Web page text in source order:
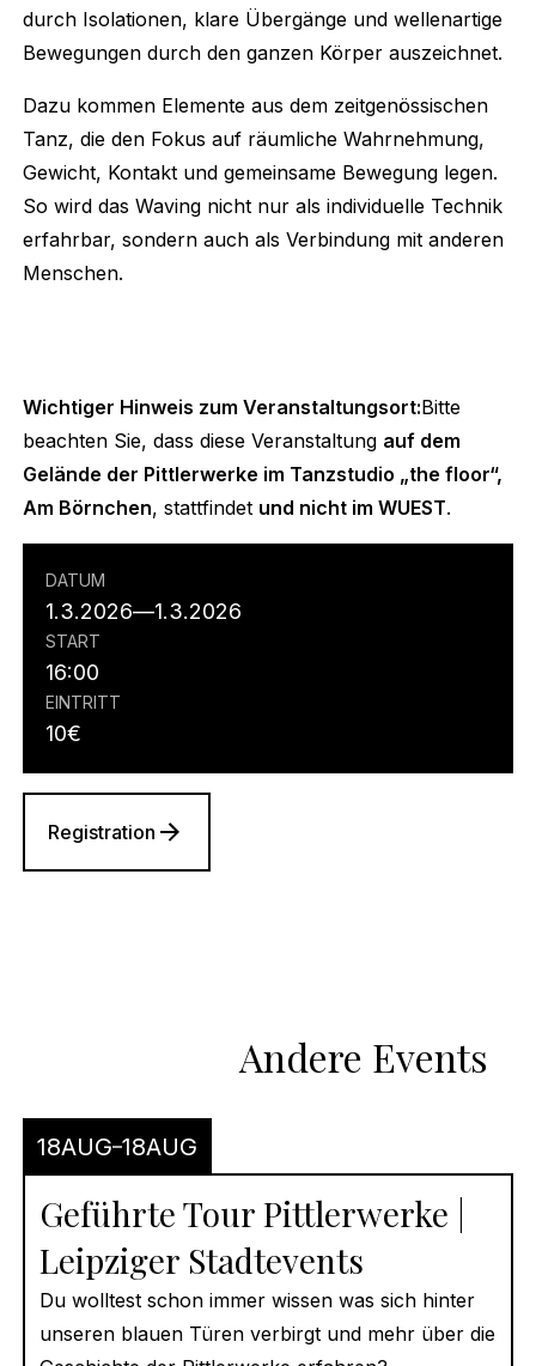
durch Isolationen, klare Übergänge und wellenartige
Bewegungen durch den ganzen Körper auszeichnet.
Dazu kommen Elemente aus dem zeitgenössischen
Tanz, die den Fokus auf räumliche Wahrnehmung,
Gewicht, Kontakt und gemeinsame Bewegung legen.
So wird das Waving nicht nur als individuelle Technik
erfahrbar, sondern auch als Verbindung mit anderen
Menschen.
Wichtiger Hinweis zum Veranstaltungsort:Bitte
beachten Sie, dass diese Veranstaltung auf dem
Gelände der Pittlerwerke im Tanzstudio „the floor“,
Am Börnchen, stattfindet und nicht im WUEST.
DATUM
1.3.2026—1.3.2026
START
16:00
EINTRITT
10€
Registration
Andere Events
18AUG 18AUG
Geführte Tour Pittlerwerke |
Leipziger Stadtevents
Du wolltest schon immer wissen was sich hinter
unseren blauen Türen verbirgt und mehr über die